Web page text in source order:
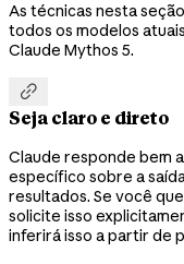
As técnicas nesta
todos os modelos
Claude Mythos 5.

Seja claro e direto
Claude responde bem
específico sobre a
resultados. Se você
solicite isso
inferirá isso a partir de